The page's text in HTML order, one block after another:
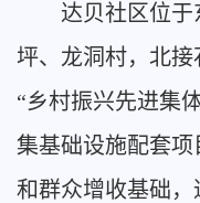
达贝社区位
坪、龙洞村，北接
“乡村振兴先进集
集基础设施配套
和群众增收基础